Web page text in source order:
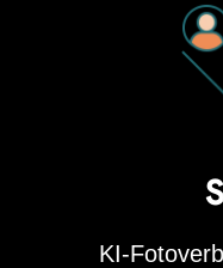
KI-